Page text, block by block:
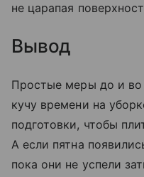
не царапая
Вывод
Простые меры до и во
кучу времени на
подготовки, чтобы
А если пятна
пока они не успели